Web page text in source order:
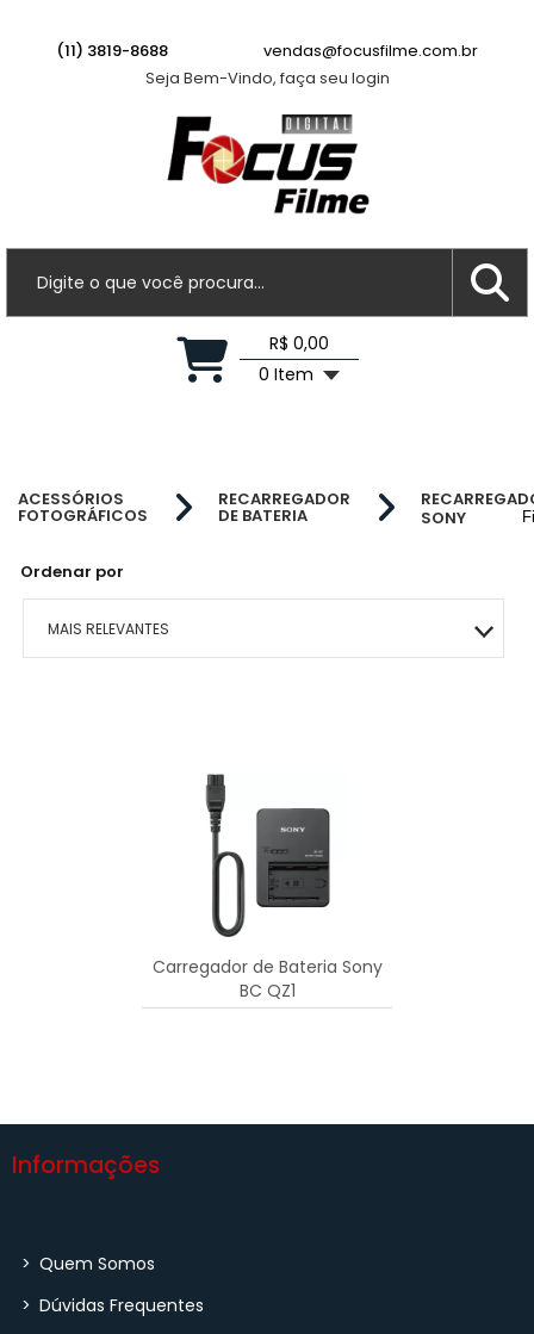
(11) 3819-8688
vendas@focusfilme.com.br
Seja Bem-Vindo, faça seu login
R$ 0,00
0 Item
ACESSÓRIOS
FOTOGRÁFICOS
RECARREGADOR
DE BATERIA
SONY
Ordenar por
MAIS RELEVANTES
Carregador de Bateria Sony
BC QZ1
Informações
> Quem Somos
> Dúvidas Frequentes